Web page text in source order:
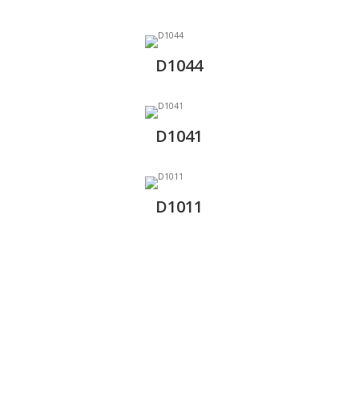
D1044
D1041
D1011